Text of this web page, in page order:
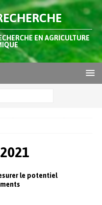
EN AGRICULTURE
le potentiel